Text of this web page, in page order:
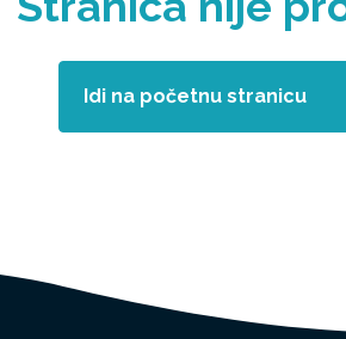
Idi na početnu stranicu